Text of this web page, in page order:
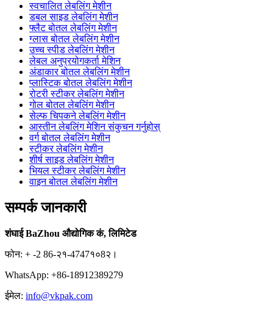
स्वचालित लेबलिंग मेशीन
डबल साइड लेबलिंग मेशीन
फ्लैट बोतल लेबलिंग मेशीन
ग्लास बोतल लेबलिंग मेशीन
उच्च स्पीड लेबलिंग मेशीन
लेबल अनुप्रयोगकर्ता मेशिन
अंडाकार बोतल लेबलिंग मेशीन
प्लास्टिक बोतल लेबलिंग मेशीन
रोटरी स्टीकर लेबलिंग मेशीन
गोल बोतल लेबलिंग मेशीन
सेल्फ चिपकने लेबलिंग मेशीन
आस्तीन लेबलिंग मेशिन संकुचन गर्नुहोस्
वर्ग बोतल लेबलिंग मेशीन
स्टीकर लेबलिंग मेशीन
शीर्ष साइड लेबलिंग मेशीन
भियल स्टीकर लेबलिंग मेशीन
वाइन बोतल लेबलिंग मेशीन
सम्पर्क जानकारी
शंघाई BaZhou औद्योगिक कं, लिमिटेड
फोन: + -2 86-२१-4747१०8२।
WhatsApp: +86-18912389279
ईमेल: info@vkpak.com